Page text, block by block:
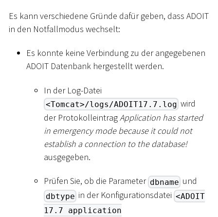
Es kann verschiedene Gründe dafür geben, dass ADOIT
in den Notfallmodus wechselt:
Es konnte keine Verbindung zu der angegebenen
ADOIT Datenbank hergestellt werden.
In der Log-Datei
<Tomcat>/logs/ADOIT17.7.log wird
der ProtokolleintragApplication has started
in emergency mode because it could not
establish a connection to the database!
ausgegeben.
Prüfen Sie, ob die Parameter dbname und
dbtype in der Konfigurationsdatei <ADOIT
17.7 application